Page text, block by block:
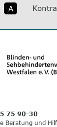
A
75 90-30
Beratung und